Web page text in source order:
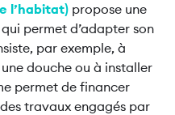
l’habitat) propose une
qui permet d’adapter son
par exemple, à
douche ou à installer
permet de financer
travaux engagés par